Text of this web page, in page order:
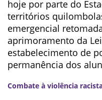
hoje por parte do
territórios
emergencial
aprimoramento da
estabelecimento de
permanência dos
Combate à violência